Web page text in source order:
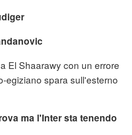
El Shaarawy con un errore
egiziano spara sull'esterno
ma l'Inter sta tenendo